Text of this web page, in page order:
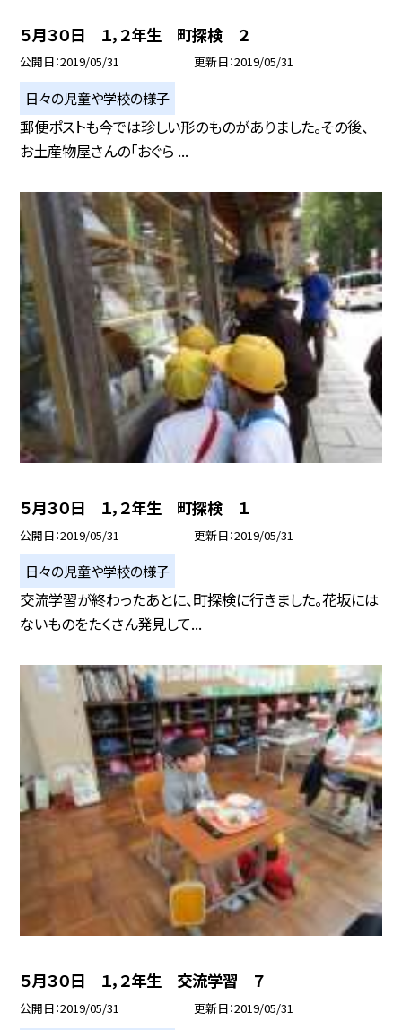
５月３０日 １，２年生 町探検 ２
公開日 2019/05/31 更新日 2019/05/31
日々の児童や学校の様子
郵便ポストも今では珍しい形のものがありました。その後、
お土産物屋さんの「おぐら ...
５月３０日 １，２年生 町探検 １
公開日 2019/05/31 更新日 2019/05/31
日々の児童や学校の様子
交流学習が終わったあとに、町探検に行きました。花坂には
ないものをたくさん発見して...
５月３０日 １，２年生 交流学習 ７
公開日 2019/05/31 更新日 2019/05/31